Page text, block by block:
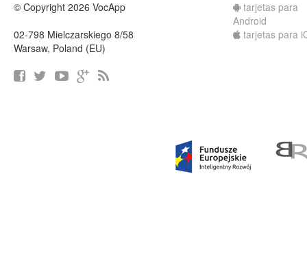
© Copyright 2026 VocApp
02-798 Mielczarskiego 8/58
Warsaw, Poland (EU)
tarjetas para
Android
tarjetas para